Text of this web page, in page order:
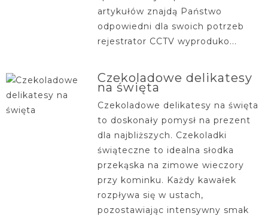
artykułów znajdą Państwo
odpowiedni dla swoich potrzeb
rejestrator CCTV wyproduko...
Czekoladowe delikatesy
na święta
Czekoladowe delikatesy na święta
to doskonały pomysł na prezent
dla najbliższych. Czekoladki
świąteczne to idealna słodka
przekąska na zimowe wieczory
przy kominku. Każdy kawałek
rozpływa się w ustach,
pozostawiając intensywny smak